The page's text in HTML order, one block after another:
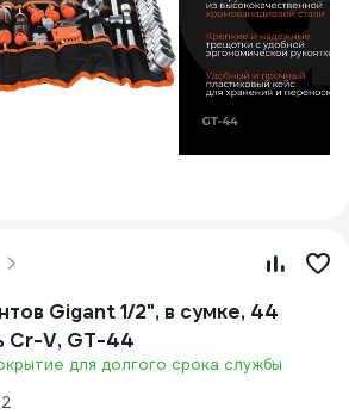
Gigant 1/2", в сумке, 44
Cr-V, GT-44
для долгого срока службы